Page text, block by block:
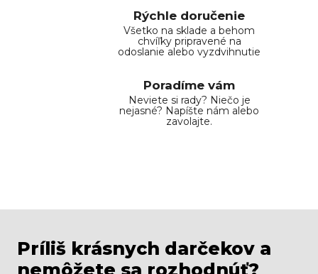
Rýchle doručenie
Všetko na sklade a behom
chvíľky pripravené na
odoslanie alebo vyzdvihnutie
Poradíme vám
Neviete si rady? Niečo je
nejasné? Napíšte nám alebo
zavolajte.
Príliš krásnych darčekov a
nemôžete sa rozhodnúť?